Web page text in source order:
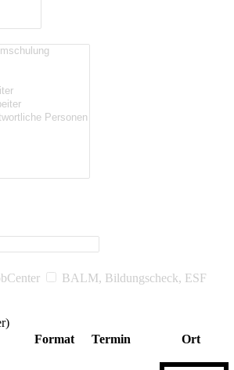
BALM, Bildungscheck, ESF
Format Termin Ort